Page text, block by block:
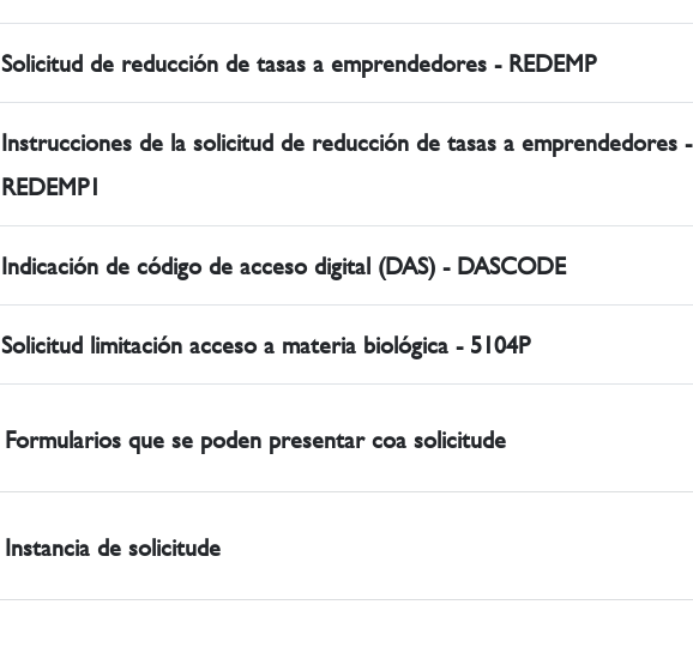
Solicitud de reducción de tasas a emprendedores - REDEMP
Instrucciones de la solicitud de reducción de tasas a emprendedores -
REDEMP1
Indicación de código de acceso digital (DAS) - DASCODE
Solicitud limitación acceso a materia biológica - 5104P
Formularios que se poden presentar coa solicitude
Instancia de solicitude